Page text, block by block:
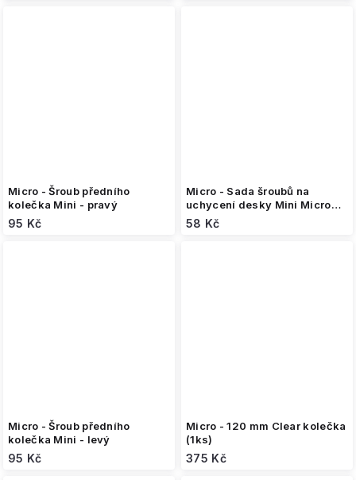
Micro - Šroub předního
kolečka Mini - pravý
95 Kč
Micro - Sada šroubů na
uchycení desky Mini Micro
8ks
58 Kč
Micro - Šroub předního
kolečka Mini - levý
95 Kč
Micro - 120 mm Clear kolečka
(1ks)
375 Kč